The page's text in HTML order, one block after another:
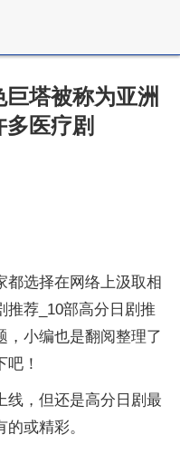
塔被称为亚洲
医疗剧
都选择在网络上汲取相
推荐_10部高分日剧推
，小编也是翻阅整理了
！
线，但还是高分日剧最
或精彩。